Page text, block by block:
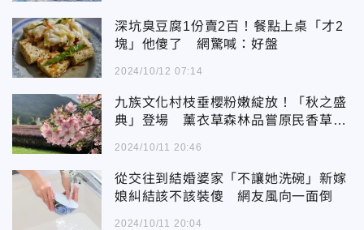
深坑臭豆腐1份賣2百！餐點上桌「才2
塊」他傻了 網驚喊：好盤
2024/10/12 07:14
九族文化村枝垂櫻粉嫩綻放！「秋之盛
典」登場 薰衣草森林品嘗原民香草饗
2024/10/11 20:46
從交往到結婚婆家「不讓她洗碗」新嫁
娘糾結該不該裝傻 網友風向一面倒
2024/10/11 20:04